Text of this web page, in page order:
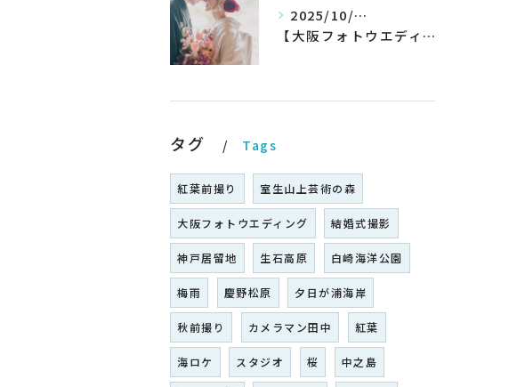
2025/10/20
【大阪フォトウエディング】秋プラン新登場！！！！いち早くチェック！
タグ Tags
紅葉前撮り 室生山上芸術の森
大阪フォトウエディング 結婚式撮影
神戸居留地 生石高原 白崎海洋公園
梅雨 慶野松原 夕日が浦海岸
秋前撮り カメラマン田中 紅葉
海ロケ スタジオ 桜 中之島